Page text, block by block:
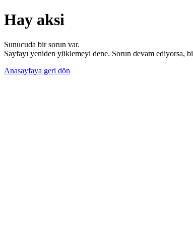
Hay aksi
Sunucuda bir sorun var.
Sayfayı yeniden yüklemeyi dene. Sorun devam ediyorsa,
Anasayfaya geri dön